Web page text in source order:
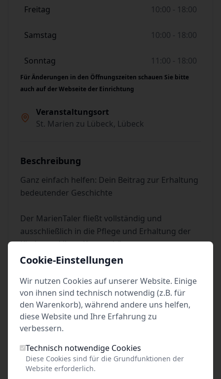
Freitag 10:00 - 18:00
Samstag 10:00 - 18:00
Sonntag 11:00 - 18:00
Für Änderungen in den Öffnungszeiten schauen Sie bitte
auch auf der Webseite der Einrichtung
Veranstaltungsort
St. Marien zu Lübeck, Lübeck
Beschreibung
Ganz einfach helfen: Dein Beitrag zur Erhaltung
bedeutender Geschichte
Der MarienTaler fließt vollständig und
ausschließlich in die Pflege und Erhaltung der
Kirche und ihrer Kunstschätze.
Für persönliches Gebet und Andacht, dem
Anzünden von Kerzen sowie für den Besuch von
öffentlichen Andachten und Gottesdiensten
wird der MarienTaler nicht erhoben
Freien Eintritt haben Kinder und Jugendliche bis
18 Jahre, Mitglieder der Gemeinde, begleitende
Lehrkräfte, Reiseleitungen, Begleitpersonen von
Schwerbehinderten mit Kennzeichnung "B" im
Ausweis, Presse, JVA-Beamte mit
Cookie-Einstellungen
Wir nutzen Cookies auf unserer Website. Einige
von ihnen sind technisch notwendig (z.B. für
den Warenkorb), während andere uns helfen,
diese Website und Ihre Erfahrung zu
verbessern.
Technisch notwendige Cookies
Diese Cookies sind für die Grundfunktionen der
Website erforderlich.